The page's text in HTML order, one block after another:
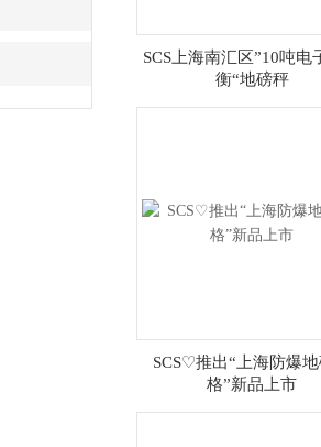
SCS上海南汇区”10吨电
衡“地磅秤
SCS♡推出“上海防爆
格”新品上市